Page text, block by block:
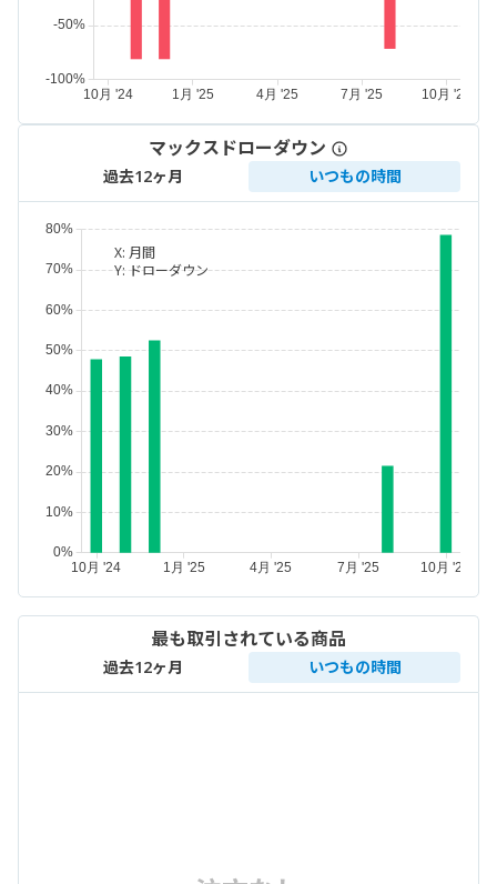
マックスドローダウン
過去12ヶ月 いつもの時間
X: 月間
Y:ドローダウン
最も取引されている商品
過去12ヶ月 いつもの時間